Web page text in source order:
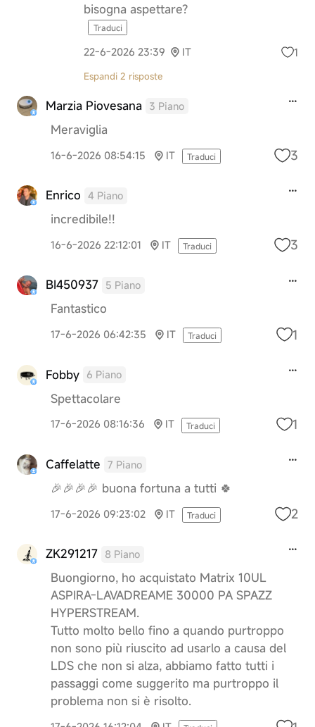
bisogna aspettare?
Traduci
22-6-2026 23:39 IT 1
Espandi 2 risposte
Marzia Piovesana 3 Piano
Meraviglia
16-6-2026 08:54:15 IT Traduci 3
Enrico 4 Piano
incredibile!!
16-6-2026 22:12:01 IT Traduci 3
BI450937 5 Piano
Fantastico
17-6-2026 06:42:35 IT Traduci 1
Fobby 6 Piano
Spettacolare
17-6-2026 08:16:36 IT Traduci 1
Caffelatte 7 Piano
🎉🎉🎉🎉 buona fortuna a tutti 🍀
17-6-2026 09:23:02 IT Traduci 2
ZK291217 8 Piano
Buongiorno, ho acquistato Matrix 10UL
ASPIRA-LAVADREAME 30000 PA SPAZZ
HYPERSTREAM.
Tutto molto bello fino a quando purtroppo
non sono più riuscito ad usarlo a causa del
LDS che non si alza, abbiamo fatto tutti i
passaggi come suggerito ma purtroppo il
problema non si è risolto.